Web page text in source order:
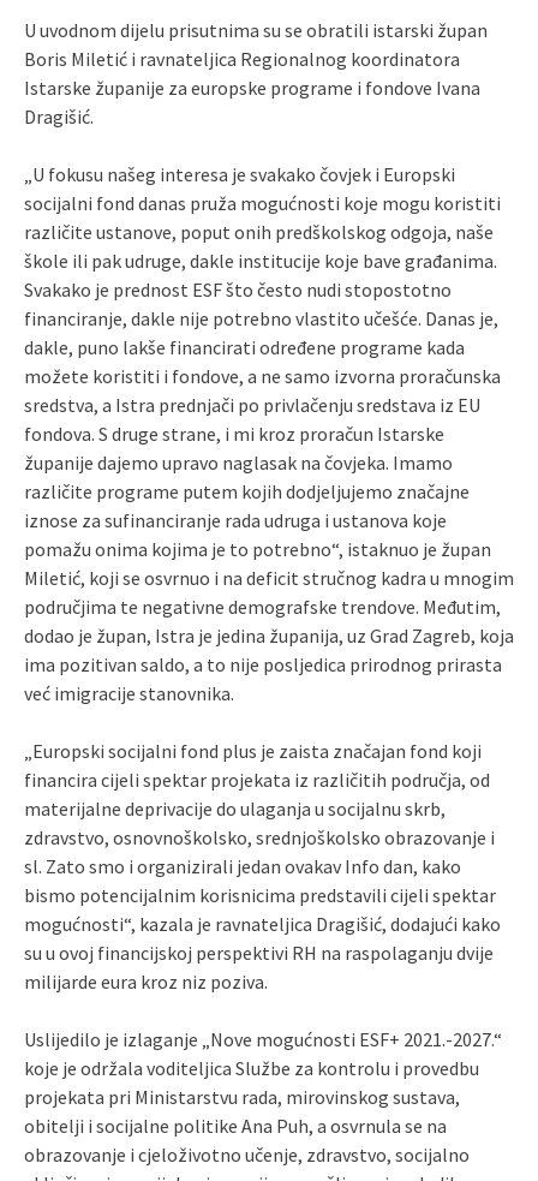
U uvodnom dijelu prisutnima su se obratili istarski župan
Boris Miletić i ravnateljica Regionalnog koordinatora
Istarske županije za europske programe i fondove Ivana
Dragišić.
„U fokusu našeg interesa je svakako čovjek i Europski
socijalni fond danas pruža mogućnosti koje mogu koristiti
različite ustanove, poput onih predškolskog odgoja, naše
škole ili pak udruge, dakle institucije koje bave građanima.
Svakako je prednost ESF što često nudi stopostotno
financiranje, dakle nije potrebno vlastito učešće. Danas je,
dakle, puno lakše financirati određene programe kada
možete koristiti i fondove, a ne samo izvorna proračunska
sredstva, a Istra prednjači po privlačenju sredstava iz EU
fondova. S druge strane, i mi kroz proračun Istarske
županije dajemo upravo naglasak na čovjeka. Imamo
različite programe putem kojih dodjeljujemo značajne
iznose za sufinanciranje rada udruga i ustanova koje
pomažu onima kojima je to potrebno“, istaknuo je župan
Miletić, koji se osvrnuo i na deficit stručnog kadra u mnogim
područjima te negativne demografske trendove. Međutim,
dodao je župan, Istra je jedina županija, uz Grad Zagreb, koja
ima pozitivan saldo, a to nije posljedica prirodnog prirasta
već imigracije stanovnika.
„Europski socijalni fond plus je zaista značajan fond koji
financira cijeli spektar projekata iz različitih područja, od
materijalne deprivacije do ulaganja u socijalnu skrb,
zdravstvo, osnovnoškolsko, srednjoškolsko obrazovanje i
sl. Zato smo i organizirali jedan ovakav Info dan, kako
bismo potencijalnim korisnicima predstavili cijeli spektar
mogućnosti“, kazala je ravnateljica Dragišić, dodajući kako
su u ovoj financijskoj perspektivi RH na raspolaganju dvije
milijarde eura kroz niz poziva.
Uslijedilo je izlaganje „Nove mogućnosti ESF+ 2021.-2027.“
koje je održala voditeljica Službe za kontrolu i provedbu
projekata pri Ministarstvu rada, mirovinskog sustava,
obitelji i socijalne politike Ana Puh, a osvrnula se na
obrazovanje i cjeloživotno učenje, zdravstvo, socijalno